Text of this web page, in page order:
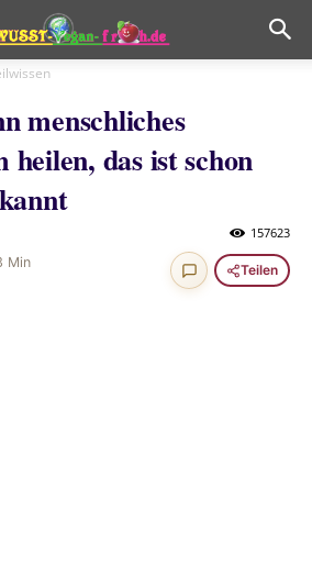
menschliches
heilen, das ist schon
157623
Min
Teilen